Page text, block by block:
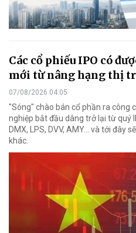
Các cổ phiếu IPO có
mới từ nâng hạng thị
07/08/2026 04:05
"Sóng" chào bán cổ phần ra công
nghiệp bắt đầu dâng trở lại từ quý
DMX, LPS, DVV, AMY... và tới đây
khác.